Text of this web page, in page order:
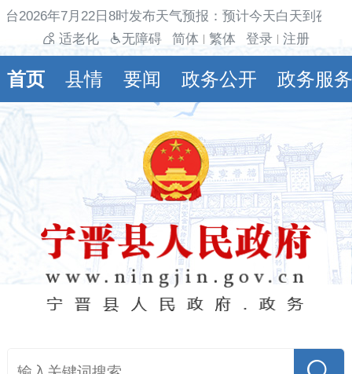
2026年7月22日8时发布天气预报：预计今天白天到夜
适老化
无障碍 简体 繁体 登录 注册
首页 县情 要闻 政务公开 政务服务